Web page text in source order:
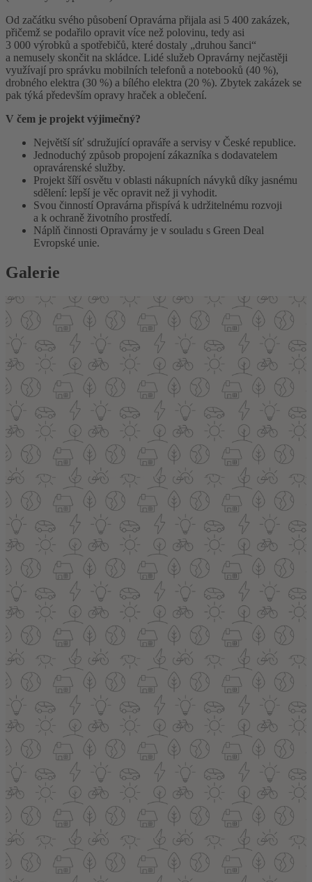
Od začátku svého působení Opravárna přijala asi 5 400 zakázek,
přičemž se podařilo opravit více než polovinu, tedy asi
3 000 výrobků a spotřebičů, které dostaly „druhou šanci“
a nemusely skončit na skládce. Lidé služeb Opravárny nejčastěji
využívají pro správku mobilních telefonů a notebooků (40 %),
drobného elektra (30 %) a bílého elektra (20 %). Zbytek zakázek se
pak týká především opravy hraček a oblečení.
V čem je projekt výjimečný?
Největší síť sdružující opraváře a servisy v České republice.
Jednoduchý způsob propojení zákazníka s dodavatelem
opravárenské služby.
Projekt šíří osvětu v oblasti nákupních návyků díky jasnému
sdělení: lepší je věc opravit než ji vyhodit.
Svou činností Opravárna přispívá k udržitelnému rozvoji
a k ochraně životního prostředí.
Náplň činnosti Opravárny je v souladu s Green Deal
Evropské unie.
Galerie